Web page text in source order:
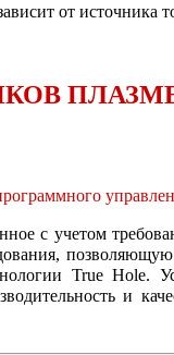
от источника
с учетом
True Hole.
и